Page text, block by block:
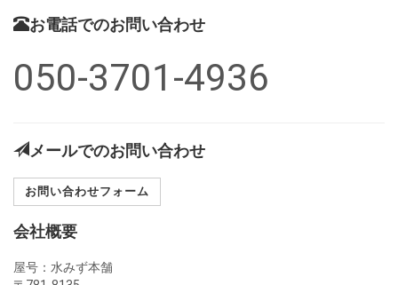
お電話でのお問い合わせ
050-3701-4936
メールでのお問い合わせ
お問い合わせフォーム
会社概要
屋号：水みず本舗